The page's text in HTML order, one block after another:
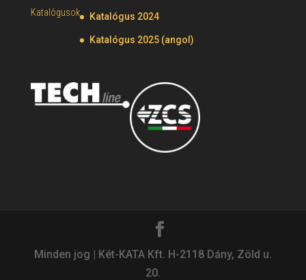
Katalógusok Katalógus 2024
Katalógus 2025 (angol)
Minden jog | Két-KATA Kft. H-2118 Dány, Zöld u.
20.